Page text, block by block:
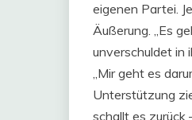
eigenen Partei.
Äußerung. „Es
unverschuldet in
„Mir geht es
Unterstützung
schallt es zurück